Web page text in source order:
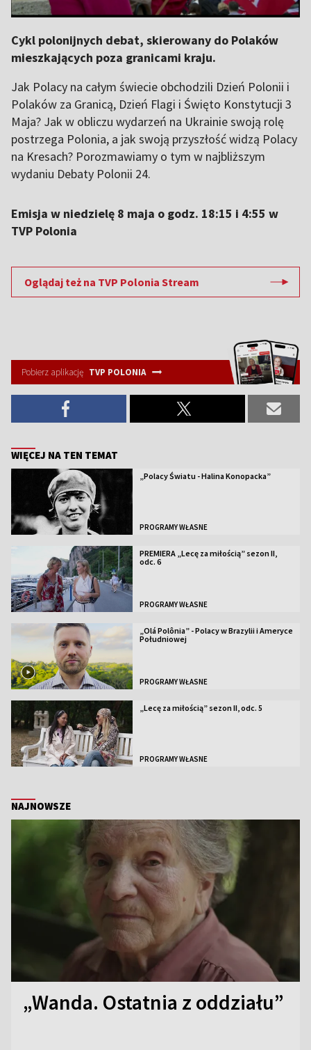
Cykl polonijnych debat, skierowany do Polaków
mieszkających poza granicami kraju.
Jak Polacy na całym świecie obchodzili Dzień Polonii i
Polaków za Granicą, Dzień Flagi i Święto Konstytucji 3
Maja? Jak w obliczu wydarzeń na Ukrainie swoją rolę
postrzega Polonia, a jak swoją przyszłość widzą Polacy
na Kresach? Porozmawiamy o tym w najbliższym
wydaniu Debaty Polonii 24.
Emisja w niedzielę 8 maja o godz. 18:15 i 4:55 w
TVP Polonia
Oglądaj też na TVP Polonia Stream
Pobierz aplikację TVP POLONIA
WIĘCEJ NA TEN TEMAT
„Polacy Światu - Halina Konopacka”
PROGRAMY WŁASNE
PREMIERA „Lecę za miłością” sezon II,
odc. 6
PROGRAMY WŁASNE
„Olá Polônia” - Polacy w Brazylii i Ameryce
Południowej
PROGRAMY WŁASNE
„Lecę za miłością” sezon II, odc. 5
PROGRAMY WŁASNE
NAJNOWSZE
„Wanda. Ostatnia z oddziału”